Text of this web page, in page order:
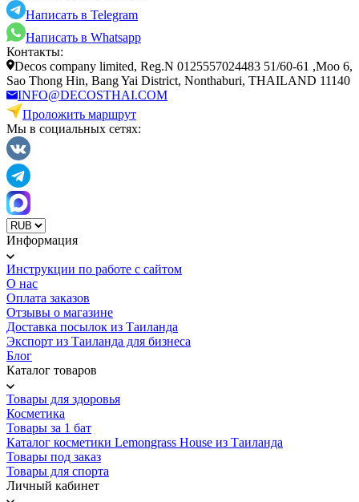
Написать в Telegram
Написать в Whatsapp
Контакты:
Decos company limited, Reg.N 0125557024483 51/60-61 ,Moo 6,
Sao Thong Hin, Bang Yai District, Nonthaburi, THAILAND 11140
INFO@DECOSTHAI.COM
Проложить маршрут
Мы в социальных сетях:
Информация
Инструкции по работе с сайтом
О нас
Оплата заказов
Отзывы о магазине
Доставка посылок из Таиланда
Экспорт из Таиланда для бизнеса
Блог
Каталог товаров
Товары для здоровья
Косметика
Товары за 1 бат
Каталог косметики Lemongrass House из Таиланда
Товары под заказ
Товары для спорта
Личный кабинет